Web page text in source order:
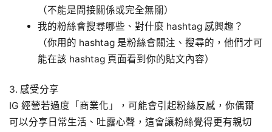
（不能是間接關係或完全無關）
我的粉絲會搜尋哪些、對什麼 hashtag 感興趣？
（你用的 hashtag 是粉絲會關注、搜尋的，他們才可
能在該 hashtag 頁面看到你的貼文內容）
3. 感受分享
IG 經營若過度「商業化」，可能會引起粉絲反感，你偶爾
可以分享日常生活、吐露心聲，這會讓粉絲覺得更有親切